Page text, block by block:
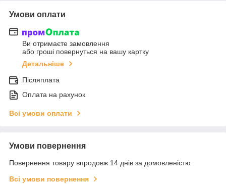
Умови оплати
Ви отримаєте замовлення
або гроші повернуться на вашу картку
Детальніше
Післяплата
Оплата на рахунок
Всі умови оплати
Умови повернення
Повернення товару впродовж 14 днів за домовленістю
Всі умови повернення